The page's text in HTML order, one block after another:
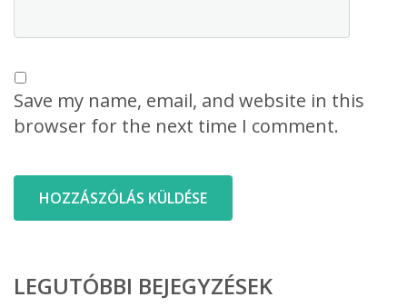
Save my name, email, and website in this
browser for the next time I comment.
LEGUTÓBBI BEJEGYZÉSEK